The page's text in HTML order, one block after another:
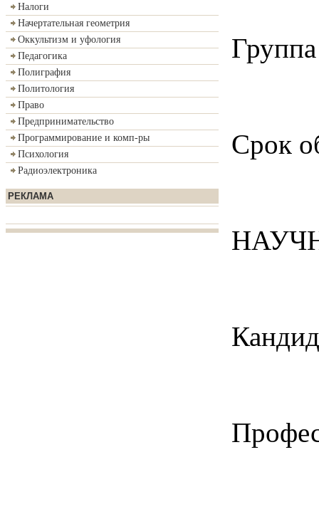
Налоги
Начертательная геометрия
Оккультизм и уфология
Педагогика
Полиграфия
Политология
Право
Предпринимательство
Программирование и комп-ры
Психология
Радиоэлектроника
РЕКЛАМА
Срок